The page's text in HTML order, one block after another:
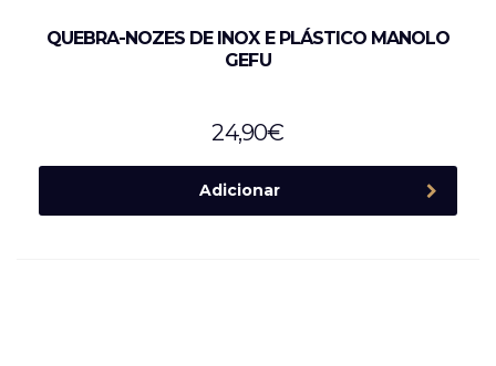
QUEBRA-NOZES DE INOX E PLÁSTICO MANOLO
GEFU
24,90€
Adicionar